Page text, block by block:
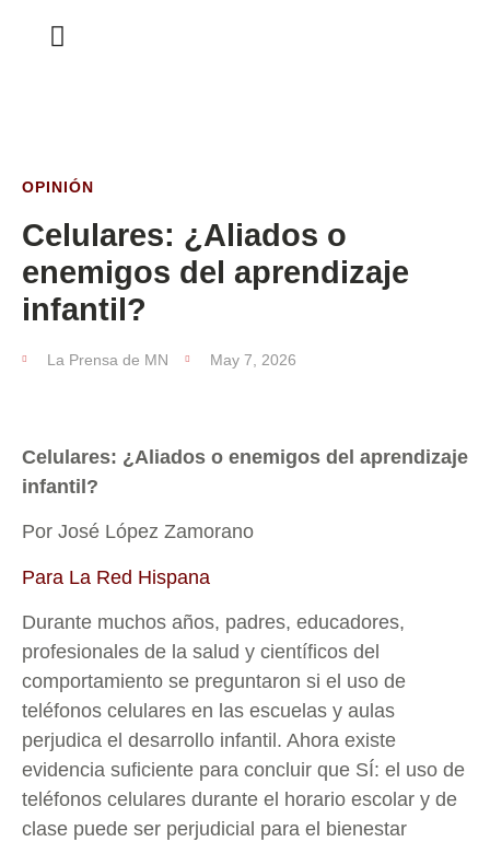
OPINIÓN
Celulares: ¿Aliados o
enemigos del aprendizaje
infantil?
La Prensa de MN May 7, 2026
Celulares: ¿Aliados o enemigos del aprendizaje
infantil?
Por José López Zamorano
Para La Red Hispana
Durante muchos años, padres, educadores,
profesionales de la salud y científicos del
comportamiento se preguntaron si el uso de
teléfonos celulares en las escuelas y aulas
perjudica el desarrollo infantil. Ahora existe
evidencia suficiente para concluir que SÍ: el uso de
teléfonos celulares durante el horario escolar y de
clase puede ser perjudicial para el bienestar